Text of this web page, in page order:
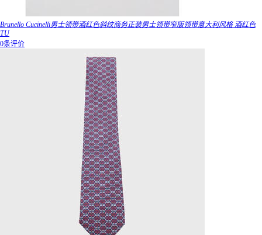
Brunello Cucinelli男士领带酒红色斜纹商务正装男士领带窄版领带意大利风格 酒红色
TU
0条评价